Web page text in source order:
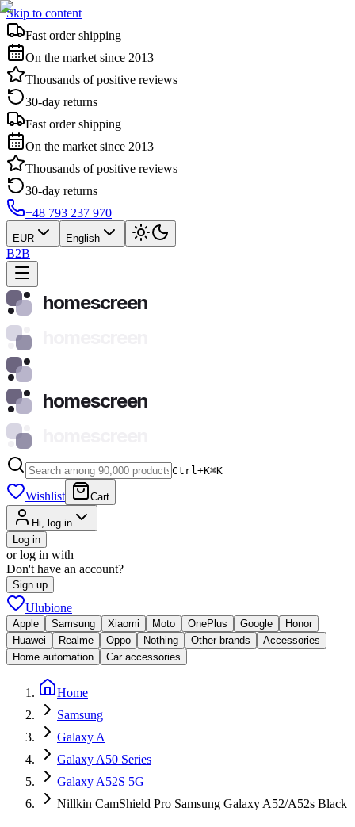
Skip to content
Fast order shipping
On the market since 2013
Thousands of positive reviews
30-day returns
Fast order shipping
On the market since 2013
Thousands of positive reviews
30-day returns
+48 793 237 970
EUR English
B2B
homescreen
homescreen
Ctrl+K⌘K
Wishlist Cart
Hi, log in
Log in
or log in with
Don't have an account?
Sign up
Ulubione
Apple Samsung Xiaomi Moto OnePlus Google
Honor
Huawei
Realme Oppo Nothing Other brands
Accessories
Home automation
Car accessories
Home
Samsung
Galaxy A
Galaxy A50 Series
Galaxy A52S 5G
Nillkin CamShield Pro Samsung Galaxy A52/A52s Black